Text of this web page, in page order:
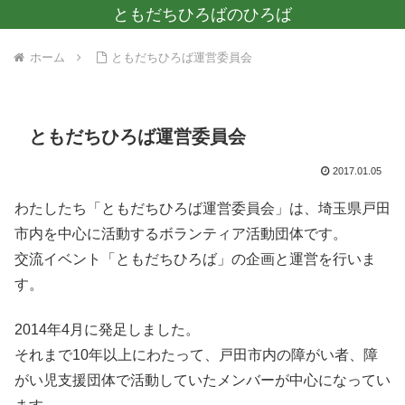
ともだちひろばのひろば
ホーム ともだちひろば運営委員会
ともだちひろば運営委員会
2017.01.05
わたしたち「ともだちひろば運営委員会」は、埼玉県戸田
市内を中心に活動するボランティア活動団体です。
交流イベント「ともだちひろば」の企画と運営を行いま
す。
2014年4月に発足しました。
それまで10年以上にわたって、戸田市内の障がい者、障
がい児支援団体で活動していたメンバーが中心になってい